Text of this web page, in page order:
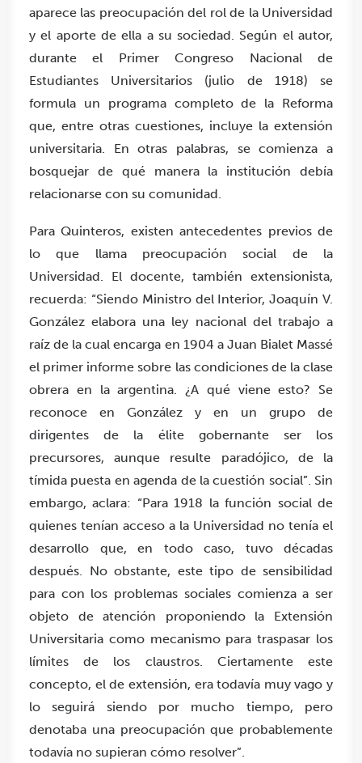
aparece las preocupación del rol de la Universidad
y el aporte de ella a su sociedad. Según el autor,
durante el Primer Congreso Nacional de
Estudiantes Universitarios (julio de 1918) se
formula un programa completo de la Reforma
que, entre otras cuestiones, incluye la extensión
universitaria. En otras palabras, se comienza a
bosquejar de qué manera la institución debía
relacionarse con su comunidad.
Para Quinteros, existen antecedentes previos de
lo que llama preocupación social de la
Universidad. El docente, también extensionista,
recuerda: “Siendo Ministro del Interior, Joaquín V.
González elabora una ley nacional del trabajo a
raíz de la cual encarga en 1904 a Juan Bialet Massé
el primer informe sobre las condiciones de la clase
obrera en la argentina. ¿A qué viene esto? Se
reconoce en González y en un grupo de
dirigentes de la élite gobernante ser los
precursores, aunque resulte paradójico, de la
tímida puesta en agenda de la cuestión social”. Sin
embargo, aclara: “Para 1918 la función social de
quienes tenían acceso a la Universidad no tenía el
desarrollo que, en todo caso, tuvo décadas
después. No obstante, este tipo de sensibilidad
para con los problemas sociales comienza a ser
objeto de atención proponiendo la Extensión
Universitaria como mecanismo para traspasar los
límites de los claustros. Ciertamente este
concepto, el de extensión, era todavía muy vago y
lo seguirá siendo por mucho tiempo, pero
denotaba una preocupación que probablemente
todavía no supieran cómo resolver”.